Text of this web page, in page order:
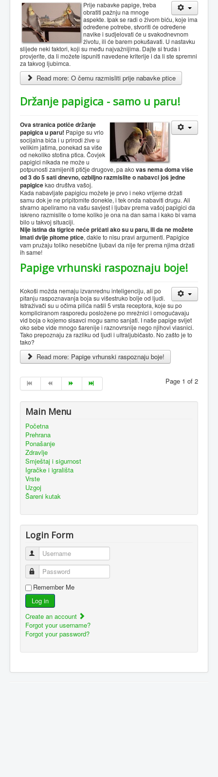
Prije nabavke papige, treba
obratiti pažnju na mnoge
aspekte. Ipak se radi o živom biću, koje ima
određene potrebe, stvoriti će određene
navike i sudjelovati će u svakodnevnom
životu, ili će barem pokušavati. U nastavku
slijede neki faktori, koji su među najvažnijima. Dajte si truda i
provjerite, da li možete ispuniti navedene kriterije i da li ste spremni
za takvog ljubimca.
Read more: O čemu razmisliti prije nabavke ptice
Držanje papigica - samo u paru!
Ova stranica potiče držanje
papigica u paru! Papige su vrlo
socijalna bića i u prirodi žive u
velikim jatima, ponekad sa više
od nekoliko stotina ptica. Čovjek
papigici nikada ne može u
potpunosti zamijeniti ptičje drugove, pa akovas nema doma više
od 3 do 5 sati dnevno, ozbiljno razmislite o nabavci još jedne
papigicekao društva vašoj.
Kada nabavljate papigicu možete je prvo i neko vrijeme držati
samu dok je ne pripitomite donekle, i tek onda nabaviti drugu. Ali
stvarno apeliramo na vašu savjest i ljubav prema vašoj papigici da
iskreno razmislite o tome koliko je ona na dan sama i kako bi vama
bilo u takvoj situaciji.
Nije istina da tigrice neće pričati ako su u paru, ili da ne možete
imati dvije pitome ptice, dakle to nisu pravi argumenti. Papigice
vam pružaju toliko nesebične ljubavi da nije fer prema njima držati
ih same!
Papige vrhunski raspoznaju boje!
Kokoši možda nemaju izvanrednu inteligenciju, ali po
pitanju raspoznavanja boja su višestruko bolje od ljudi.
Istraživači su u očima pilića našli 5 vrsta receptora, koje su po
kompliciranom rasporedu posložene po mrežnici i omogućavaju
vid boja o kojemo sisavci mogu samo sanjati. I naše papige svijet
oko sebe vide mnogo šarenije i raznovrsnije nego njihovi vlasnici.
Tako prepoznaju za razliku od ljudi i ultraljubičasto. No zašto je to
tako?
Read more: Papige vrhunski raspoznaju boje!
Page 1 of 2
Main Menu
Početna
Prehrana
Ponašanje
Zdravlje
Smještaj i sigurnost
Igračke i igrališta
Vrste
Uzgoj
Šareni kutak
Login Form
Username
Password
Remember Me
Log in
Create an account
Forgot your username?
Forgot your password?